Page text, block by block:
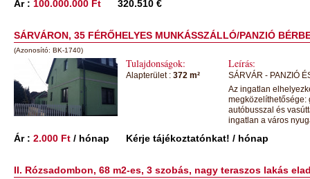
Ár : 100.000.000 Ft 320.510 €
SÁRVÁRON, 35 FÉRŐHELYES MUNKÁSSZÁLLÓ/PANZIÓ
(Azonosító: BK-1740)
Tulajdonságok:
Alapterület : 372 m²
Leírás:
SÁRVÁR - PANZIÓ
Az ingatlan
megközelíthetősége:
autóbusszal és
ingatlan a város
Ár : 2.000 Ft / hónap Kérje tájékoztatónkat! / hónap
II. Rózsadombon, 68 m2-es, 3 szobás, nagy teraszos lakás